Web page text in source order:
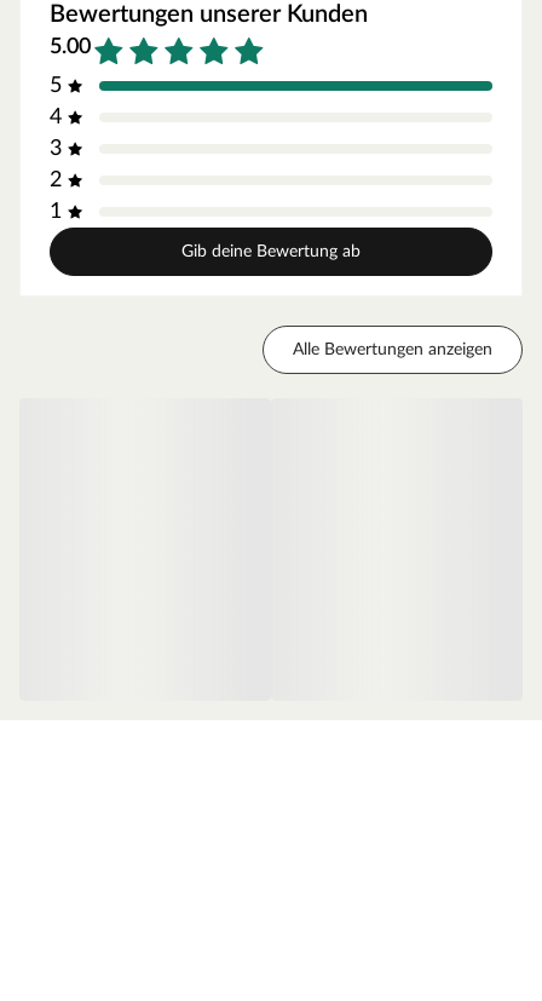
Montageanleitung kann die Schaukel schnell und einfach
montiert werden. Für die Befestigung empfehlen wir
Ihnen Schaukelanker, die in einem Betonfundament
eingelassen werden.
Bewertungen unserer Kunden
5.00
5
4
3
2
1
Gib deine Bewertung ab
Alle Bewertungen anzeigen